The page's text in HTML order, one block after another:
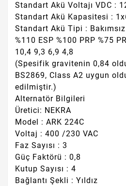
Standart Akü Voltajı VDC :
Standart Akü Kapasitesi :
Standart Akü Tipi :
%110 ESP %100 PRP %75
10,4 9,3 6,9 4,8
(Spesifik gravitenin 0,84
BS2869, Class A2 uygun
edilmiştir.)
Alternatör Bilgileri
Üretici: NEKRA
Model : ARK 224C
Voltaj : 400 /230 VAC
Faz Sayısı : 3
Güç Faktörü : 0,8
Kutup Sayısı : 4
Bağlantı Şekli : Yıldız